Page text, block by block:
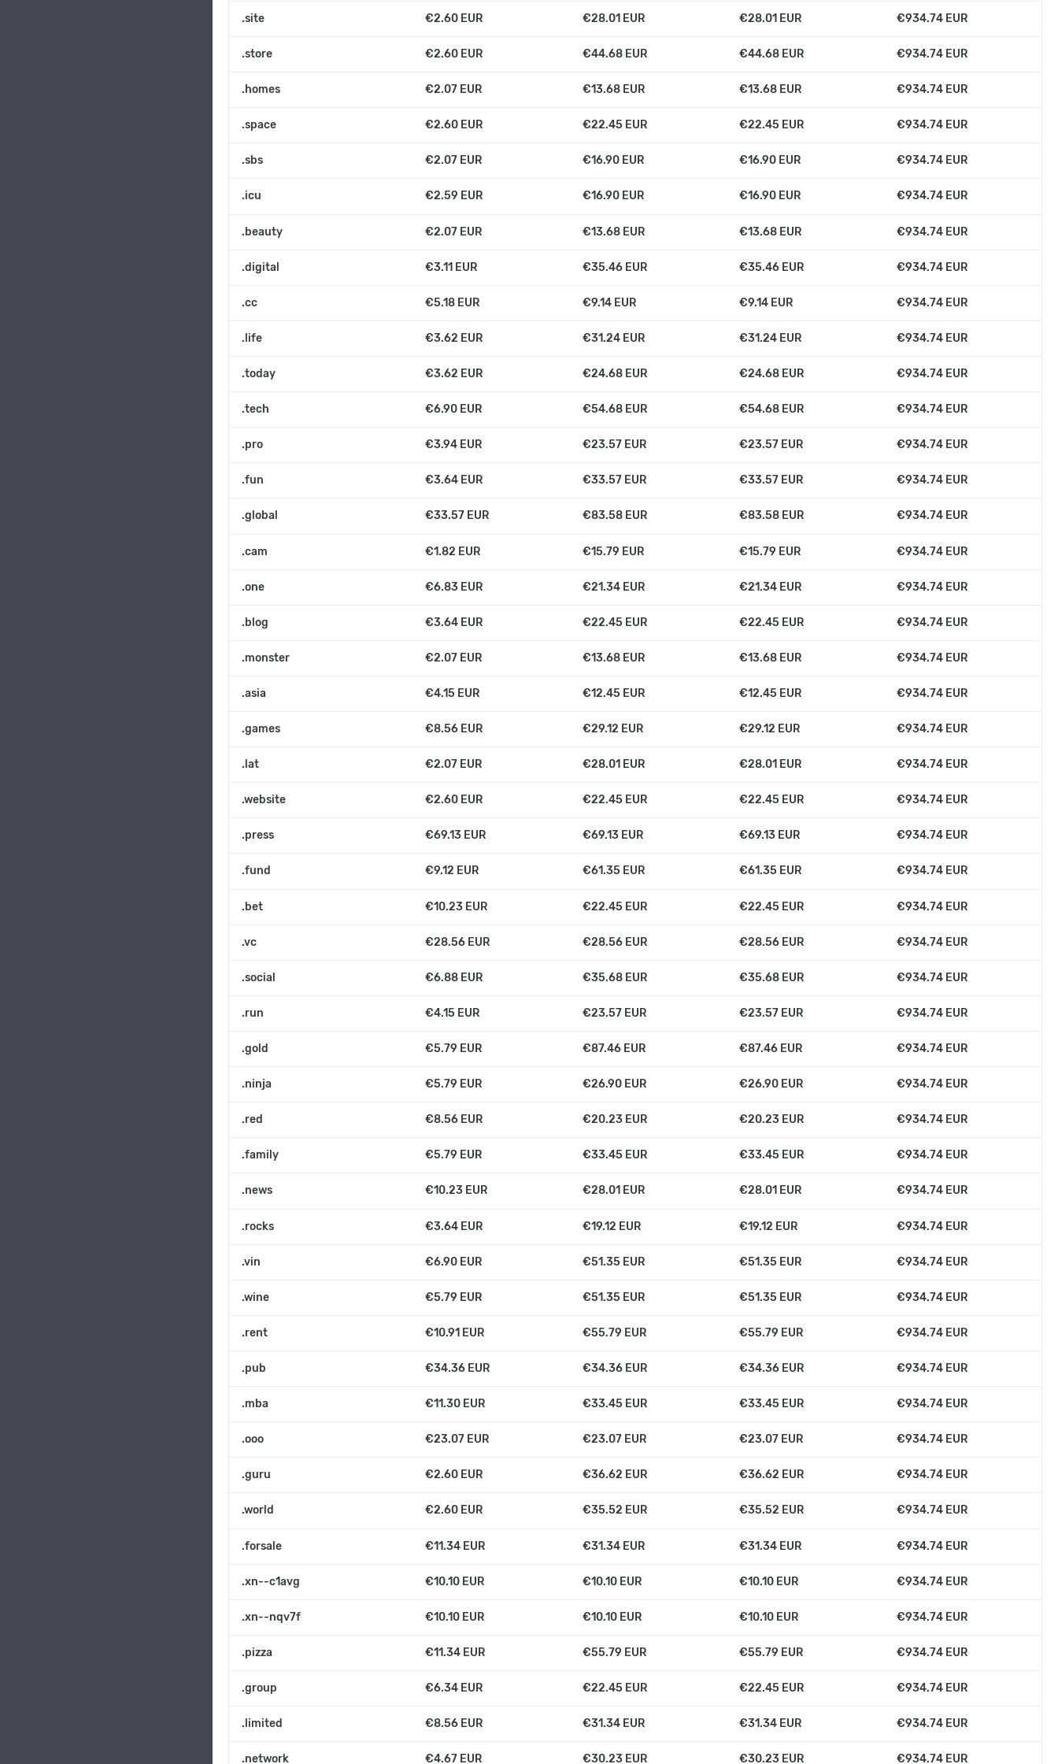
.site €2.60 EUR €28.01 EUR €28.01 EUR €934.74 EUR
.store €2.60 EUR €44.68 EUR €44.68 EUR €934.74 EUR
.homes €2.07 EUR €13.68 EUR €13.68 EUR €934.74 EUR
.space €2.60 EUR €22.45 EUR €22.45 EUR €934.74 EUR
.sbs €2.07 EUR €16.90 EUR €16.90 EUR €934.74 EUR
.icu €2.59 EUR €16.90 EUR €16.90 EUR €934.74 EUR
.beauty €2.07 EUR €13.68 EUR €13.68 EUR €934.74 EUR
.digital €3.11 EUR €35.46 EUR €35.46 EUR €934.74 EUR
.cc €5.18 EUR €9.14 EUR €9.14 EUR €934.74 EUR
.life €3.62 EUR €31.24 EUR €31.24 EUR €934.74 EUR
.today €3.62 EUR €24.68 EUR €24.68 EUR €934.74 EUR
.tech €6.90 EUR €54.68 EUR €54.68 EUR €934.74 EUR
.pro €3.94 EUR €23.57 EUR €23.57 EUR €934.74 EUR
.fun €3.64 EUR €33.57 EUR €33.57 EUR €934.74 EUR
.global €33.57 EUR €83.58 EUR €83.58 EUR €934.74 EUR
.cam €1.82 EUR €15.79 EUR €15.79 EUR €934.74 EUR
.one €6.83 EUR €21.34 EUR €21.34 EUR €934.74 EUR
.blog €3.64 EUR €22.45 EUR €22.45 EUR €934.74 EUR
.monster €2.07 EUR €13.68 EUR €13.68 EUR €934.74 EUR
.asia €4.15 EUR €12.45 EUR €12.45 EUR €934.74 EUR
.games €8.56 EUR €29.12 EUR €29.12 EUR €934.74 EUR
.lat €2.07 EUR €28.01 EUR €28.01 EUR €934.74 EUR
.website €2.60 EUR €22.45 EUR €22.45 EUR €934.74 EUR
.press €69.13 EUR €69.13 EUR €69.13 EUR €934.74 EUR
.fund €9.12 EUR €61.35 EUR €61.35 EUR €934.74 EUR
.bet €10.23 EUR €22.45 EUR €22.45 EUR €934.74 EUR
.vc €28.56 EUR €28.56 EUR €28.56 EUR €934.74 EUR
.social €6.88 EUR €35.68 EUR €35.68 EUR €934.74 EUR
.run €4.15 EUR €23.57 EUR €23.57 EUR €934.74 EUR
.gold €5.79 EUR €87.46 EUR €87.46 EUR €934.74 EUR
.ninja €5.79 EUR €26.90 EUR €26.90 EUR €934.74 EUR
.red €8.56 EUR €20.23 EUR €20.23 EUR €934.74 EUR
.family €5.79 EUR €33.45 EUR €33.45 EUR €934.74 EUR
.news €10.23 EUR €28.01 EUR €28.01 EUR €934.74 EUR
.rocks €3.64 EUR €19.12 EUR €19.12 EUR €934.74 EUR
.vin €6.90 EUR €51.35 EUR €51.35 EUR €934.74 EUR
.wine €5.79 EUR €51.35 EUR €51.35 EUR €934.74 EUR
.rent €10.91 EUR €55.79 EUR €55.79 EUR €934.74 EUR
.pub €34.36 EUR €34.36 EUR €34.36 EUR €934.74 EUR
.mba €11.30 EUR €33.45 EUR €33.45 EUR €934.74 EUR
.ooo €23.07 EUR €23.07 EUR €23.07 EUR €934.74 EUR
.guru €2.60 EUR €36.62 EUR €36.62 EUR €934.74 EUR
.world €2.60 EUR €35.52 EUR €35.52 EUR €934.74 EUR
.forsale €11.34 EUR €31.34 EUR €31.34 EUR €934.74 EUR
.xn--c1avg €10.10 EUR €10.10 EUR €10.10 EUR €934.74 EUR
.xn--nqv7f €10.10 EUR €10.10 EUR €10.10 EUR €934.74 EUR
.pizza €11.34 EUR €55.79 EUR €55.79 EUR €934.74 EUR
.group €6.34 EUR €22.45 EUR €22.45 EUR €934.74 EUR
.limited €8.56 EUR €31.34 EUR €31.34 EUR €934.74 EUR
.network €4.67 EUR €30.23 EUR €30.23 EUR €934.74 EUR